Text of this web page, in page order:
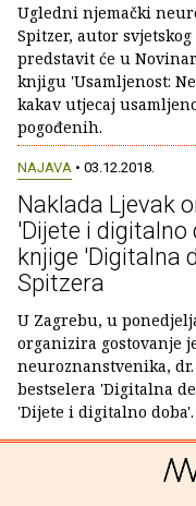
Ugledni njemački
Spitzer, autor
predstavit će u
knjigu 'Usamljenost:
kakav utjecaj
pogođenih.
NAJAVA • 03.12.2018.
Naklada Ljevak
'Dijete i digitalno
knjige 'Digitalna
Spitzera
U Zagrebu, u
organizira gostovanje
neuroznanstvenika,
bestselera 'Digitalna
'Dijete i digitalno doba'.